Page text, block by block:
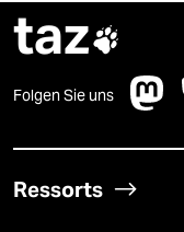
taz
Folgen Sie uns
Ressorts